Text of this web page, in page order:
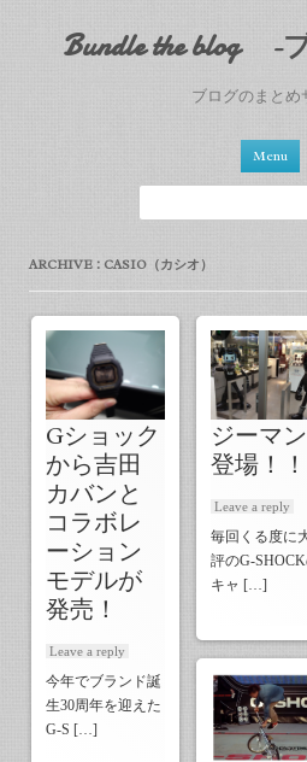
Bundle the blog -
ブログのまとめ
Menu
検索:
ARCHIVE : CASIO（カシオ）
Gショック
から吉田
カバンと
コラボレ
ーション
モデルが
発売！
Leave a reply
今年でブランド誕
生30周年を迎えた
G-S […]
ジーマン
登場！！
Leave a reply
毎回くる度に
評のG-
キャ […]